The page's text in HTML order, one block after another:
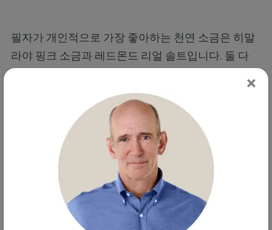
필자가 개인적으로 가장 좋아하는 천연 소금은 히말
라야 핑크 소금과 레드몬드 리얼 솔트입니다. 둘 다
미량 미네랄이 풍부하고 고대 바다 소금 퇴적물에서
채굴되었기 때문입니다. 디니콜란토니오 박사와의
인터뷰에서 그는 다음과 같이 말했습니다.
"만약 여러분이 오늘날의 바다에서 소금을
얻는다면, 여러분은 미세 플라스틱, 나노
플라스틱 그리고 심지어 중금속의 흔적을
포함하여 현대의 오염도 얻을 것입니다.
고대 바다에서 소금을 조달할 때, 여러분
×